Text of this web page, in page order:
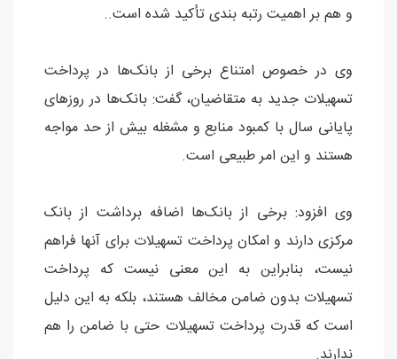
و هم بر اهمیت رتبه بندی تأکید شده است..
وی در خصوص امتناع برخی از بانک‌ها در پرداخت
تسهیلات جدید به متقاضیان، گفت: بانک‌ها در روزهای
پایانی سال با کمبود منابع و مشغله بیش از حد مواجه
هستند و این امر طبیعی است.
وی افزود: برخی از بانک‌ها اضافه برداشت از بانک
مرکزی دارند و امکان پرداخت تسهیلات برای آنها فراهم
نیست، بنابراین به این معنی نیست که پرداخت
تسهیلات بدون ضامن مخالف هستند، بلکه به این دلیل
است که قدرت پرداخت تسهیلات حتی با ضامن را هم